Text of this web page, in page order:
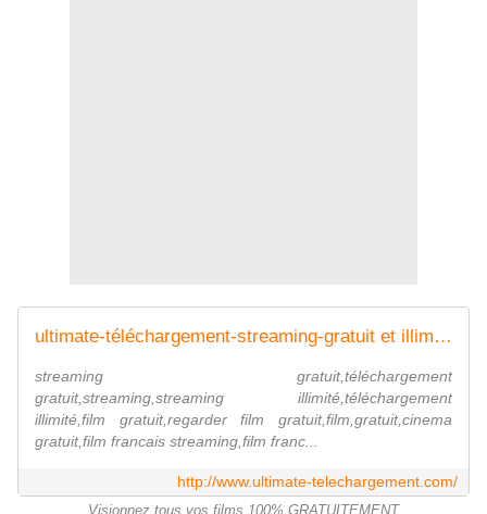
ultimate-téléchargement-streaming-gratuit et illimité
streaming gratuit,téléchargement
gratuit,streaming,streaming illimité,téléchargement
illimité,film gratuit,regarder film gratuit,film,gratuit,cinema
gratuit,film francais streaming,film franc...
http://www.ultimate-telechargement.com/
Visionnez tous vos films 100% GRATUITEMENT